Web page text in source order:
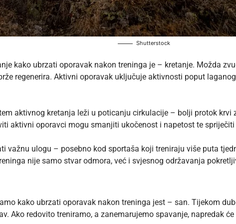
Shutterstock
kako ubrzati oporavak nakon treninga je – kretanje. Možda
regenerira. Aktivni oporavak uključuje aktivnosti poput
aktivnog kretanja leži u poticanju cirkulacije – bolji protok
aktivni oporavci mogu smanjiti ukočenost i napetost te
važnu ulogu – posebno kod sportaša koji treniraju više puta
nije samo stvar odmora, već i svjesnog održavanja
kako ubrzati oporavak nakon treninga jest – san. Tijekom
Ako redovito treniramo, a zanemarujemo spavanje, napredak